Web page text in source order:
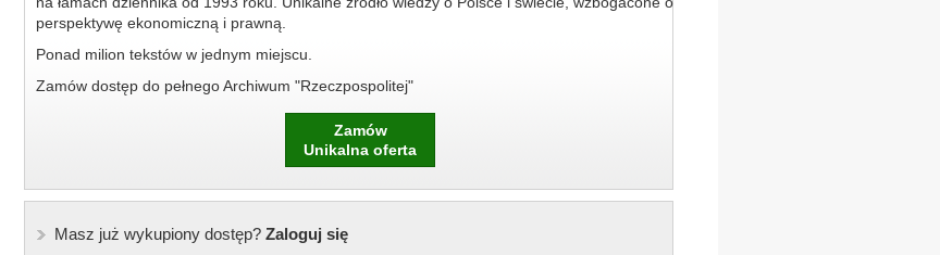
perspektywę ekonomiczną i prawną.
Ponad milion tekstów w jednym miejscu.
Zamów dostęp do pełnego Archiwum "Rzeczpospolitej"
Zamów
Unikalna oferta
Masz już wykupiony dostęp?Zaloguj się